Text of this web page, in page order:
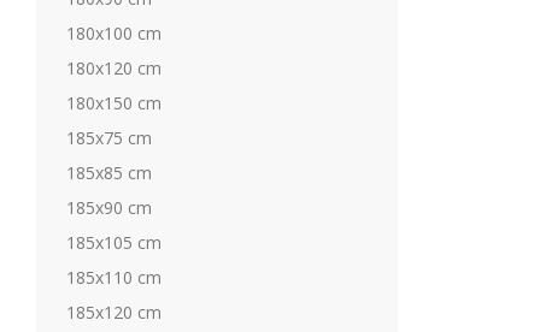
180x100 cm
180x120 cm
180x150 cm
185x75 cm
185x85 cm
185x90 cm
185x105 cm
185x110 cm
185x120 cm